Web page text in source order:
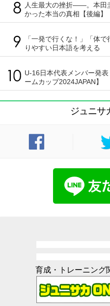
人生最大の挫折――。本田
かった本当の真相【後編】
「一発で行くな！」「体
りやすい日本語を考える
U-16日本代表メンバー発
ームカップ2024JAPAN】
ジュニサ
育成・トレーニング